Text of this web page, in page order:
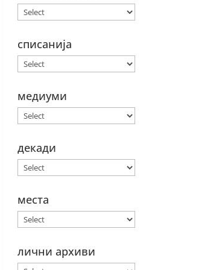
списанија
медиуми
декади
места
лични архиви